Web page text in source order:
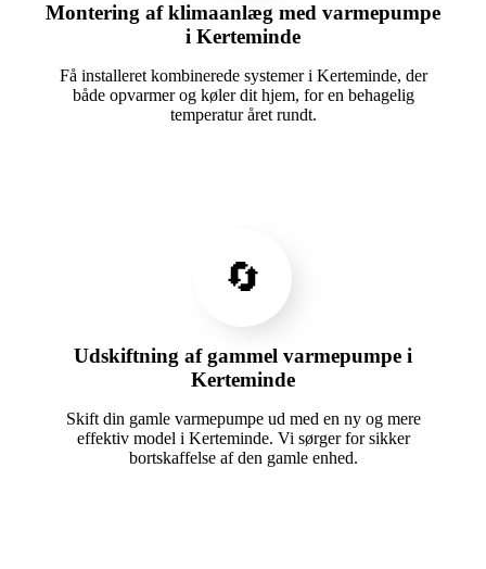
Montering af klimaanlæg med varmepumpe
i Kerteminde
Få installeret kombinerede systemer i Kerteminde, der
både opvarmer og køler dit hjem, for en behagelig
temperatur året rundt.
🔄
Udskiftning af gammel varmepumpe i
Kerteminde
Skift din gamle varmepumpe ud med en ny og mere
effektiv model i Kerteminde. Vi sørger for sikker
bortskaffelse af den gamle enhed.